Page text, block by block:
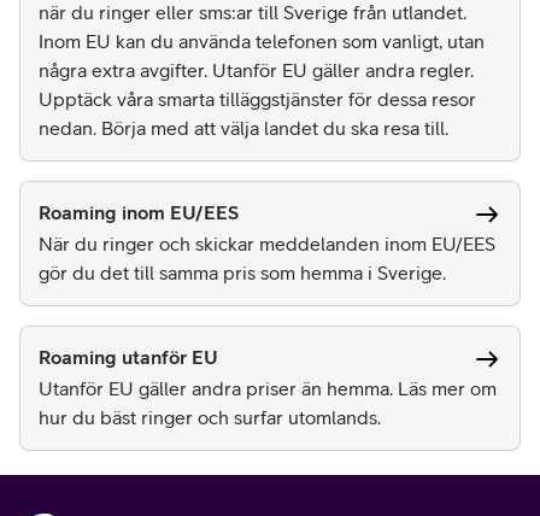
när du ringer eller sms:ar till Sverige från utlandet.
Inom EU kan du använda telefonen som vanligt, utan
några extra avgifter. Utanför EU gäller andra regler.
Upptäck våra smarta tilläggstjänster för dessa resor
nedan. Börja med att välja landet du ska resa till.
Roaming inom EU/EES
När du ringer och skickar meddelanden inom EU/EES
gör du det till samma pris som hemma i Sverige.
Roaming utanför EU
Utanför EU gäller andra priser än hemma. Läs mer om
hur du bäst ringer och surfar utomlands.